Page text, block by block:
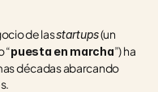
de las startups (un
“puesta en marcha”) ha
décadas abarcando